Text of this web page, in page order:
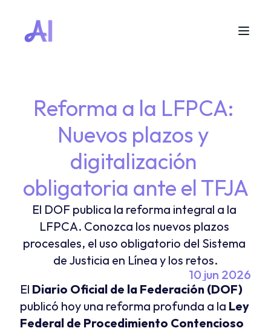
Reforma a la LFPCA:
Nuevos plazos y
digitalización
obligatoria ante el TFJA
El DOF publica la reforma integral a la
LFPCA. Conozca los nuevos plazos
procesales, el uso obligatorio del Sistema
de Justicia en Línea y los retos.
10 jun 2026
El Diario Oficial de la Federación (DOF)
publicó hoy una reforma profunda a la Ley
Federal de Procedimiento Contencioso